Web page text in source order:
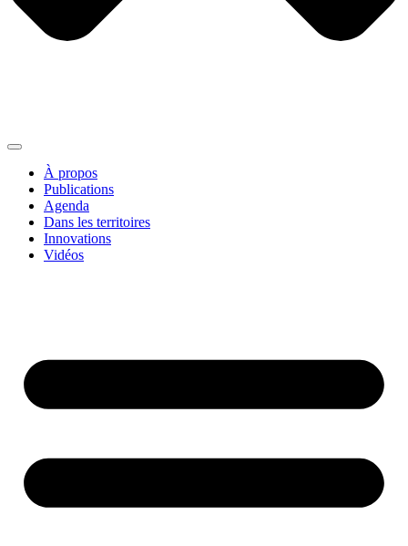
À propos
Publications
Agenda
Dans les territoires
Innovations
Vidéos